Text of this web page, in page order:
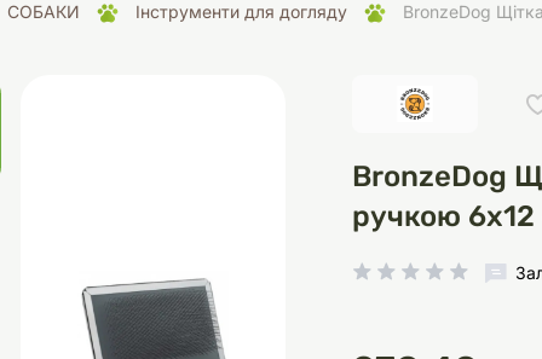
Наповнювачі
для кліток
Акваріуми
СОБАКИ Інструменти для догляду BronzeDog
BronzeDog
ручкою 6х12